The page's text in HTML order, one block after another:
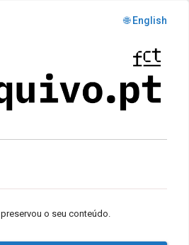
🌐 English
preservou o seu conteúdo.